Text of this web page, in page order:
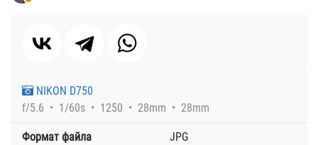
NIKON D750
f/5.6
1/60s 1250 28mm 28mm
Формат файла
JPG